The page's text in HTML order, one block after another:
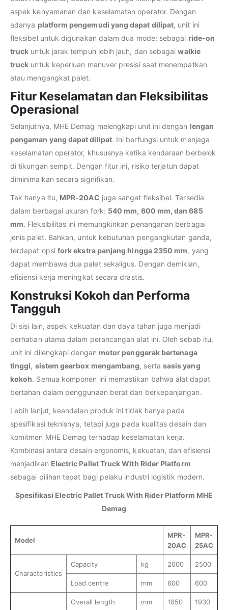
aspek kenyamanan dan keselamatan operator. Dengan
adanya platform pengemudi yang dapat dilipat, unit ini
fleksibel untuk digunakan dalam dua mode: sebagai ride-on
truck untuk jarak tempuh lebih jauh, dan sebagaiwalkie
truck untuk keperluan manuver presisi saat menempatkan
atau mengangkat palet.
Fitur Keselamatan dan Fleksibilitas
Operasional
Selanjutnya, MHE Demag melengkapi unit ini dengan lengan
pengaman yang dapat dilipat. Ini berfungsi untuk menjaga
keselamatan operator, khususnya ketika kendaraan berbelok
di tikungan sempit. Dengan fitur ini, risiko terjatuh dapat
diminimalkan secara signifikan.
Tak hanya itu, MPR-20AC juga sangat fleksibel. Tersedia
dalam berbagai ukuran fork: 540 mm, 600 mm, dan 685
mm. Fleksibilitas ini memungkinkan penanganan berbagai
jenis palet. Bahkan, untuk kebutuhan pengangkutan ganda,
terdapat opsi fork ekstra panjang hingga 2350 mm, yang
dapat membawa dua palet sekaligus. Dengan demikian,
efisiensi kerja meningkat secara drastis.
Konstruksi Kokoh dan Performa
Tangguh
Di sisi lain, aspek kekuatan dan daya tahan juga menjadi
perhatian utama dalam perancangan alat ini. Oleh sebab itu,
unit ini dilengkapi dengan motor penggerak bertenaga
tinggi, sistem gearbox mengambang, serta sasis yang
kokoh. Semua komponen ini memastikan bahwa alat dapat
bertahan dalam penggunaan berat dan berkepanjangan.
Lebih lanjut, keandalan produk ini tidak hanya pada
spesifikasi teknisnya, tetapi juga pada kualitas desain dan
komitmen MHE Demag terhadap keselamatan kerja.
Kombinasi antara desain ergonomis, kekuatan, dan efisiensi
menjadikan Electric Pallet Truck With Rider Platform
sebagai pilihan tepat bagi pelaku industri logistik modern.
Spesifikasi Electric Pallet Truck With Rider Platform MHE
Demag
Model
MPR-
20AC
MPR-
25AC
Characteristics
Capacity kg 2000 2500
Load centre mm 600 600
Overall length mm 1850 1930